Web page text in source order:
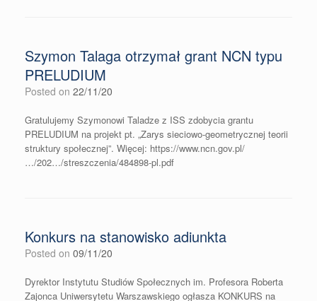
Szymon Talaga otrzymał grant NCN typu
PRELUDIUM
Posted on 22/11/20
Gratulujemy Szymonowi Taladze z ISS zdobycia grantu
PRELUDIUM na projekt pt. „Zarys sieciowo-geometrycznej teorii
struktury społecznej”. Więcej: https://www.ncn.gov.pl/
…/202…/streszczenia/484898-pl.pdf
Konkurs na stanowisko adiunkta
Posted on 09/11/20
Dyrektor Instytutu Studiów Społecznych im. Profesora Roberta
Zajonca Uniwersytetu Warszawskiego ogłasza KONKURS na